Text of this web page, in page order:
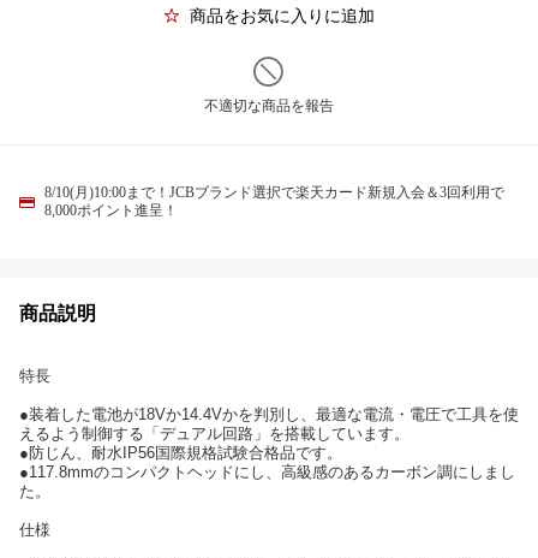
商品をお気に入りに追加
不適切な商品を報告
8/10(月)10:00まで！JCBブランド選択で楽天カード新規入会＆3回利用で
8,000ポイント進呈！
商品説明
特長
●装着した電池が18Vか14.4Vかを判別し、最適な電流・電圧で工具を使
えるよう制御する「デュアル回路」を搭載しています。
●防じん、耐水IP56国際規格試験合格品です。
●117.8mmのコンパクトヘッドにし、高級感のあるカーボン調にしまし
た。
仕様